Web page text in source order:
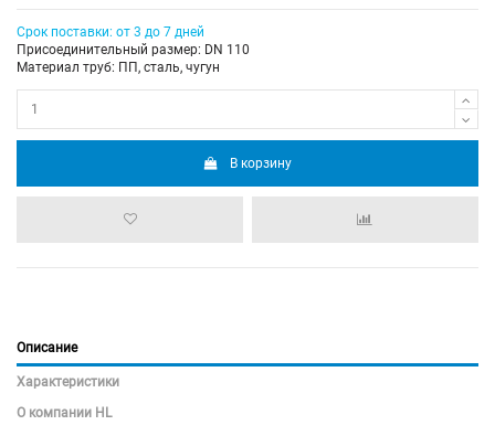
Срок поставки: от 3 до 7 дней
Присоединительный размер: DN 110
Материал труб: ПП, сталь, чугун
В корзину
Описание
Характеристики
О компании HL